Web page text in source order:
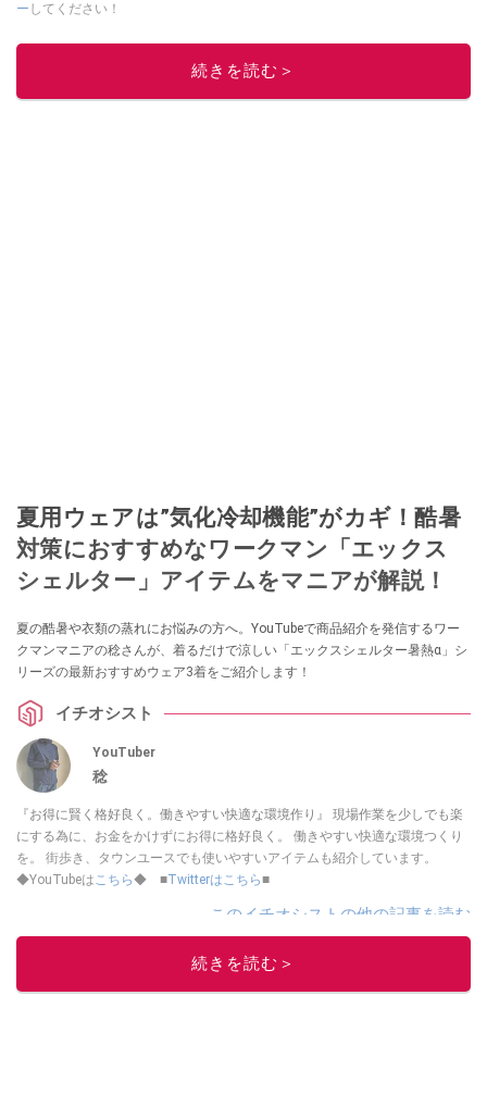
ー してください！
このイチオシストの他の記事を読む
続きを読む＞
夏用ウェアは”気化冷却機能”がカギ！酷暑
対策におすすめなワークマン「エックス
シェルター」アイテムをマニアが解説！
夏の酷暑や衣類の蒸れにお悩みの方へ。YouTubeで商品紹介を発信するワー
クマンマニアの稔さんが、着るだけで涼しい「エックスシェルター暑熱α」シ
リーズの最新おすすめウェア3着をご紹介します！
イチオシスト
YouTuber
稔
『お得に賢く格好良く。働きやすい快適な環境作り』 現場作業を少しでも楽
にする為に、お金をかけずにお得に格好良く。 働きやすい快適な環境つくり
を。 街歩き、タウンユースでも使いやすいアイテムも紹介しています。
◆YouTubeはこちら◆ ■Twitterはこちら■
このイチオシストの他の記事を読む
続きを読む＞